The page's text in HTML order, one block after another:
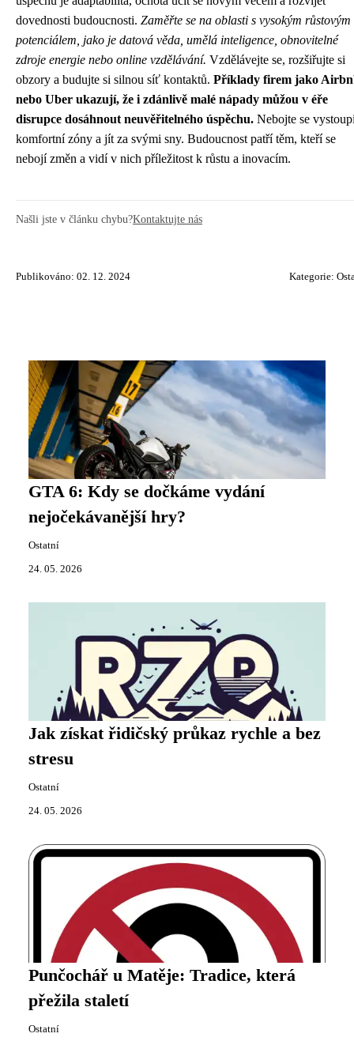
dovednosti budoucnosti. Zaměřte se na oblasti s vysokým růstovým
potenciálem, jako je datová věda, umělá inteligence, obnovitelné
zdroje energie nebo online vzdělávání. Vzdělávejte se, rozšiřujte si
obzory a budujte si silnou síť kontaktů. Příklady firem jako
nebo Uber ukazují, že i zdánlivě malé nápady můžou v éře
disrupce dosáhnout neuvěřitelného úspěchu. Nebojte se
komfortní zóny a jít za svými sny. Budoucnost patří těm, kteří se
nebojí změn a vidí v nich příležitost k růstu a inovacím.
Našli jste v článku chybu?Kontaktujte nás
Publikováno: 02. 12. 2024 Kategorie:
GTA 6: Kdy se dočkáme vydání
nejočekávanější hry?
Ostatní
24. 05. 2026
Jak získat řidičský průkaz rychle a bez
stresu
Ostatní
24. 05. 2026
Punčochář u Matěje: Tradice, která
přežila staletí
Ostatní